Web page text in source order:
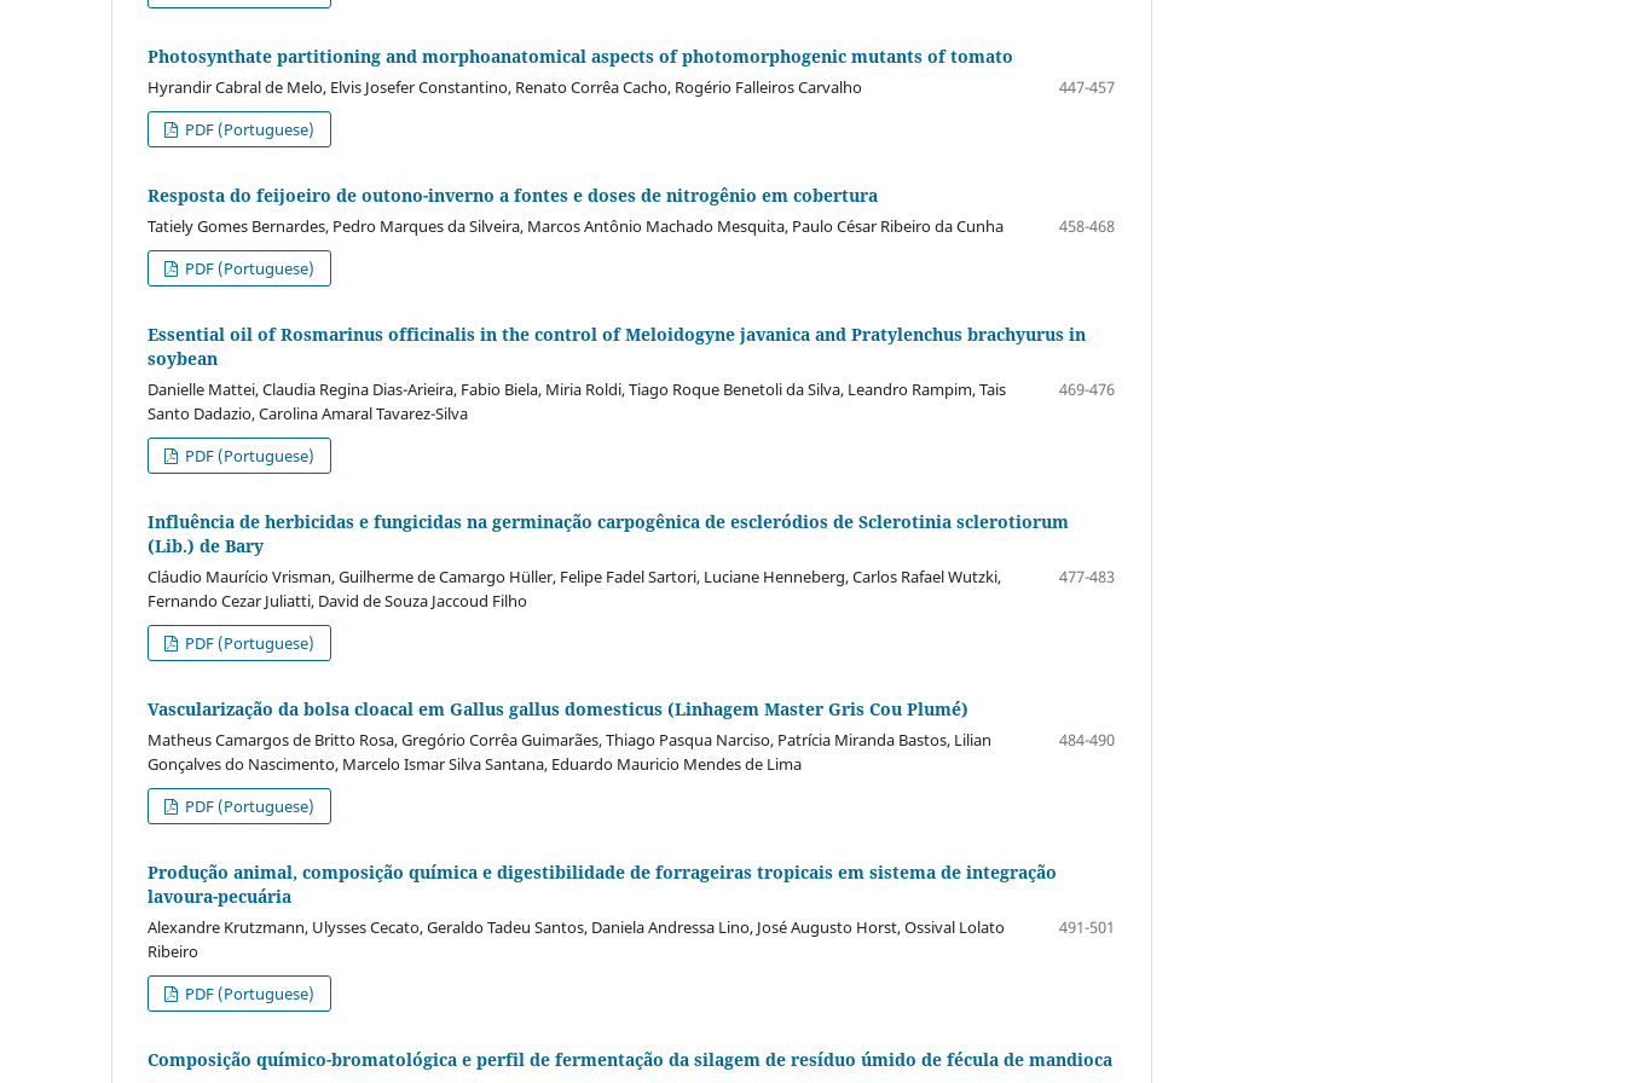
Photosynthate partitioning and morphoanatomical aspects of photomorphogenic mutants of tomato
Hyrandir Cabral de Melo, Elvis Josefer Constantino, Renato Corrêa Cacho, Rogério Falleiros Carvalho
447-457
PDF (Portuguese)
Resposta do feijoeiro de outono-inverno a fontes e doses de nitrogênio em cobertura
Tatiely Gomes Bernardes, Pedro Marques da Silveira, Marcos Antônio Machado Mesquita, Paulo César Ribeiro da Cunha
458-468
PDF (Portuguese)
Essential oil of Rosmarinus officinalis in the control of Meloidogyne javanica and Pratylenchus brachyurus in
soybean
Danielle Mattei, Claudia Regina Dias-Arieira, Fabio Biela, Miria Roldi, Tiago Roque Benetoli da Silva, Leandro Rampim, Tais
Santo Dadazio, Carolina Amaral Tavarez-Silva
469-476
PDF (Portuguese)
Influência de herbicidas e fungicidas na germinação carpogênica de escleródios de Sclerotinia sclerotiorum
(Lib.) de Bary
Cláudio Maurício Vrisman, Guilherme de Camargo Hüller, Felipe Fadel Sartori, Luciane Henneberg, Carlos Rafael Wutzki,
Fernando Cezar Juliatti, David de Souza Jaccoud Filho
477-483
PDF (Portuguese)
Vascularização da bolsa cloacal em Gallus gallus domesticus (Linhagem Master Gris Cou Plumé)
Matheus Camargos de Britto Rosa, Gregório Corrêa Guimarães, Thiago Pasqua Narciso, Patrícia Miranda Bastos, Lilian
Gonçalves do Nascimento, Marcelo Ismar Silva Santana, Eduardo Mauricio Mendes de Lima
484-490
PDF (Portuguese)
Produção animal, composição química e digestibilidade de forrageiras tropicais em sistema de integração
lavoura-pecuária
Alexandre Krutzmann, Ulysses Cecato, Geraldo Tadeu Santos, Daniela Andressa Lino, José Augusto Horst, Ossival Lolato
Ribeiro
491-501
PDF (Portuguese)
Composição químico-bromatológica e perfil de fermentação da silagem de resíduo úmido de fécula de mandioca